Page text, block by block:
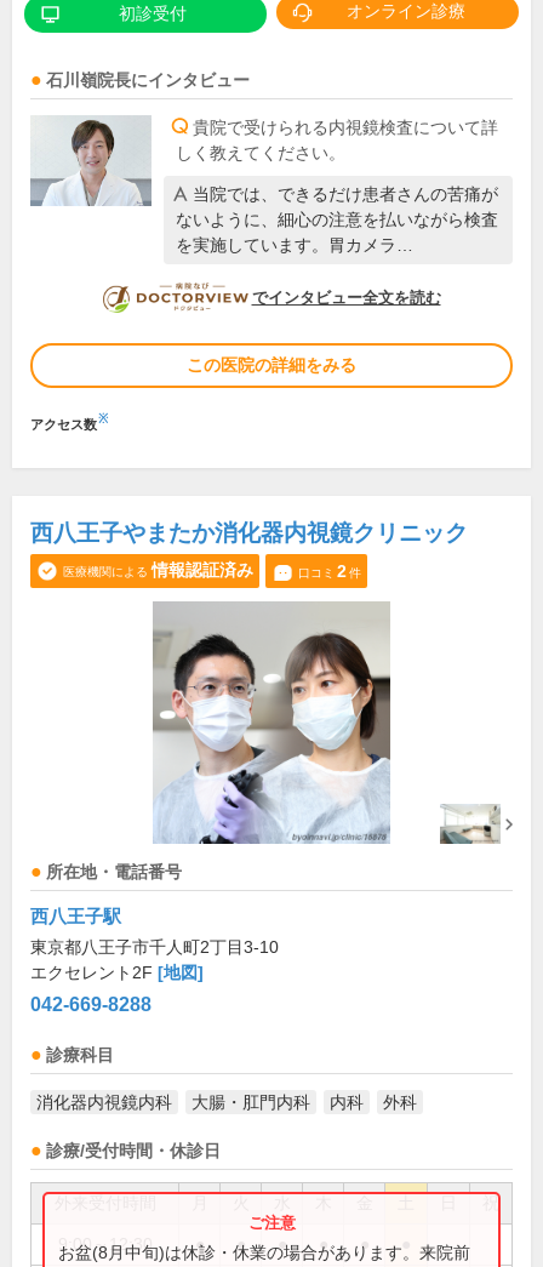
初診受付 オンライン診療
石川嶺院長にインタビュー
貴院で受けられる内視鏡検査について詳
しく教えてください。
当院では、できるだけ患者さんの苦痛が
ないように、細心の注意を払いながら検査
を実施しています。胃カメラ…
DOCTORVIEW
でインタビュー全文を読む
この医院の詳細をみる
アクセス数※
西八王子やまたか消化器内視鏡クリニック
医療機関による 情報認証済み 口コミ 2件
所在地・電話番号
西八王子駅
東京都八王子市千人町2丁目3-10
エクセレント2F [地図]
042-669-8288
診療科目
消化器内視鏡内科 大腸・肛門内科 内科 外科
診療/受付時間・休診日
祝
9:00～12:30 ● ● ● ● ●
お盆(8月中旬)は休診・休業の場合があります。来院前